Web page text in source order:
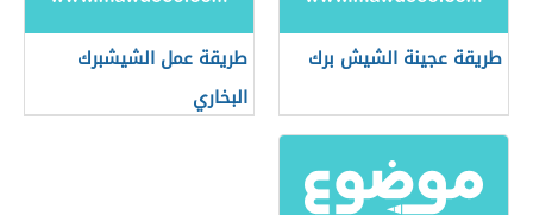
طريقة عجينة الشيش برك
طريقة عمل الشيشبرك
البخاري